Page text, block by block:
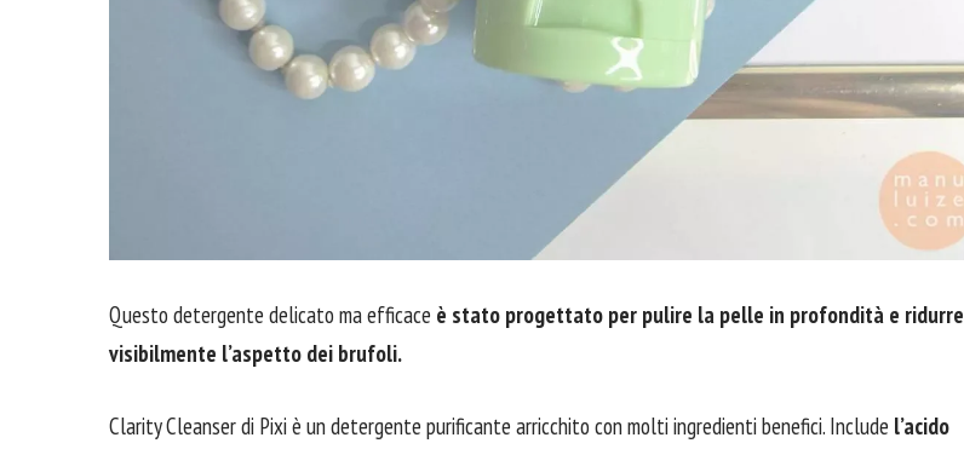
Questo detergente delicato ma efficace è stato progettato per pulire la pelle in profondità e ridurre
visibilmente l’aspetto dei brufoli.
Clarity Cleanser di Pixi è un detergente purificante arricchito con molti ingredienti benefici. Include l’acido